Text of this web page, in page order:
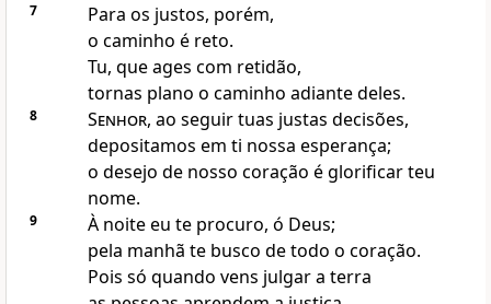
7
Para os justos, porém,
o caminho é reto.
Tu, que ages com retidão,
tornas plano o caminho adiante deles.
8 Senhor, ao seguir tuas justas decisões,
depositamos em ti nossa esperança;
o desejo de nosso coração é glorificar teu
nome.
9
À noite eu te procuro, ó Deus;
pela manhã te busco de todo o coração.
Pois só quando vens julgar a terra